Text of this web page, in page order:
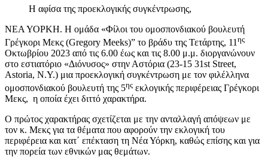
Η αφίσα της προεκλογικής συγκέντρωσης,
ΝΕΑ ΥΟΡΚΗ. Η ομάδα «Φίλοι του ομοσπονδιακού βουλευτή
Γρέγκορι Μεκς (Gregory Meeks)” το βράδυ της Τετάρτης, 11 ης
Οκτωβρίου 2023 από τις 6.00 έως και τις 8.00 μ.μ. διοργανώνουν
στο εστιατόριο «Διόνυσος» στην Αστόρια (23-15 31st Street,
Astoria, Ν.Υ.) μια προεκλογική συγκέντρωση με τον φιλέλληνα
ομοσπονδιακού βουλευτή της 5ης εκλογικής περιφέρειας Γρέγκορι
Μεκς, η οποία έχει διττό χαρακτήρα.
Ο πρώτος χαρακτήρας σχετίζεται με την ανταλλαγή απόψεων με
τον κ. Μεκς για τα θέματα που αφορούν την εκλογική του
περιφέρεια και κατ΄ επέκταση τη Νέα Υόρκη, καθώς επίσης και για
την πορεία των εθνικών μας θεμάτων.